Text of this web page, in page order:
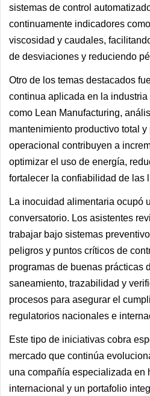
sistemas de control
continuamente indicadores
viscosidad y caudales,
de desviaciones y reduciendo
Otro de los temas destacados
continua aplicada en la
como Lean Manufacturing,
mantenimiento productivo total
operacional contribuyen a
optimizar el uso de energía,
fortalecer la confiabilidad de las
La inocuidad alimentaria ocupó
conversatorio. Los asistentes
trabajar bajo sistemas
peligros y puntos críticos de
programas de buenas prácticas
saneamiento, trazabilidad y
procesos para asegurar el
regulatorios nacionales e
Este tipo de iniciativas cobra
mercado que continúa
una compañía especializada en
internacional y un portafolio